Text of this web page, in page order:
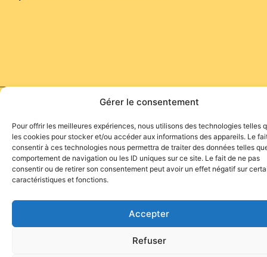
Gérer le consentement
Pour offrir les meilleures expériences, nous utilisons des technologies telles
les cookies pour stocker et/ou accéder aux informations des appareils. Le
consentir à ces technologies nous permettra de traiter des données telles
comportement de navigation ou les ID uniques sur ce site. Le fait de ne pas
consentir ou de retirer son consentement peut avoir un effet négatif sur
caractéristiques et fonctions.
Accepter
Refuser
Site de l'association TOROFIESTA